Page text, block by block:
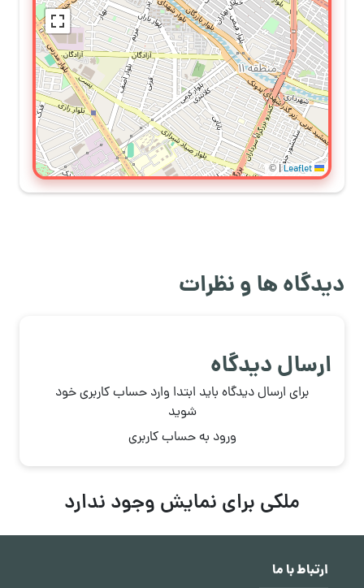
|
©
دیدگاه ها و نظرات
ارسال دیدگاه
برای ارسال دیدگاه باید ابتدا وارد حساب کاربری خود
شوید
ورود به حساب کاربری
ملکی برای نمایش وجود ندارد
ارتباط با ما